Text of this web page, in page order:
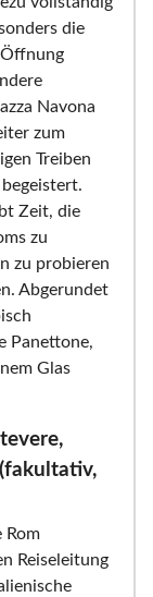
die
Navona
zum
Treiben
Zeit, die
zu
zu probieren
Abgerundet
Panettone,
Glas
Rom
Reiseleitung